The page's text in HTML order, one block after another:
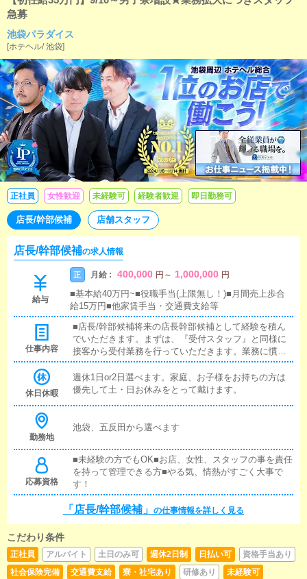
急募
池袋パラダイス
[ホテヘル/池袋]
正社員 女性歓迎 未経験可 経験者歓迎 即日勤務可
店長/幹部候補 店舗スタッフ
店長/幹部候補の求人情報
給与
正 月給 : 400,000 円 ～ 1,000,000 円
■基本給40万円~■役職手当(上限無し！)■月間売上歩合
給15万円■他家賃手当・交通費支給等
仕事内容
■店長/幹部候補将来の店長幹部候補として経験を積ん
でいただきます。まずは、『受付スタッフ』と同様に
接客から受付業務を行っていただきます。業務に慣れ
てきたら、『キャストの管理』や『経営に関わる業
務』を順に覚えていただきます。早い方だと１年ぐら
いで、店長として新しい店舗の運営をお任せします。■
や、会計作業、注意事項の喚起などをお願いします。
を見ながら徐々に覚えていただきますので、未経験の
方でも安心して働けます。■企画の立案店舗イベントや
店舗運営など様々な企画を提案していただきます。
【新規のお客様の増加】【お客様のリピート率の向
繋がる施策の提案を行っていただきます。■キャスト管
理お店で働いていただいているキャストの方が稼げる
使い方などのアドバイスを行っていただきます。■PC
更新業務ヘブンネットなど、ポータルサイト等の店舗
情報更新作業を行っていただきます。キャストの出勤
休日休暇
週休1日or2日選べます。家庭、お子様をお持ちの方は
優先して土・日お休みをとって戴けます。
勤務地
池袋、五反田から選べます
応募資格
■未経験の方でもOK■お店、女性、スタッフの事を責任
を持って管理できる方■やる気、情熱がすごく大事で
す！
「店長/幹部候補」 の仕事情報を詳しく見る
こだわり条件
正社員 アルバイト 土日のみ可 週休2日制 日払い可
資格手当あり
社会保険完備
交通費支給 寮・社宅あり 研修あり
未経験可